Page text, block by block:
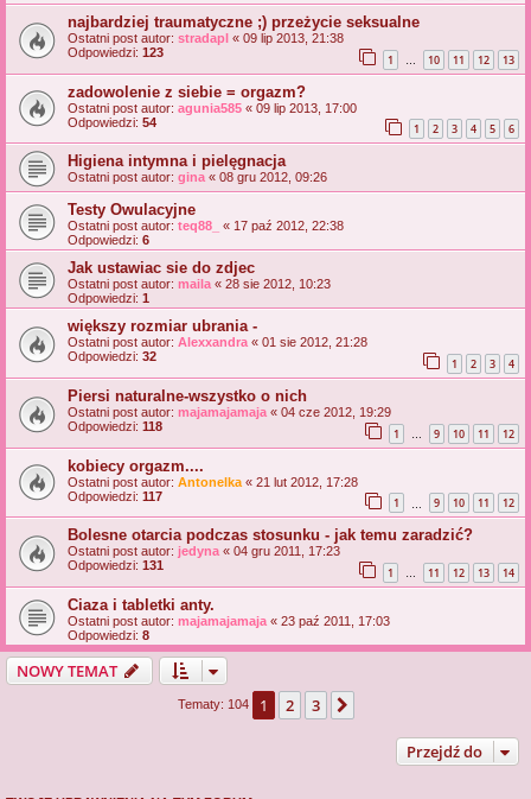
najbardziej traumatyczne ;) przeżycie seksualne
Ostatni post autor: stradapl « 09 lip 2013, 21:38
Odpowiedzi: 123 1 … 10 11 12 13
zadowolenie z siebie = orgazm?
Ostatni post autor: agunia585 « 09 lip 2013, 17:00
Odpowiedzi: 54 1 2 3 4 5 6
Higiena intymna i pielęgnacja
Ostatni post autor: gina « 08 gru 2012, 09:26
Testy Owulacyjne
Ostatni post autor: teq88_ « 17 paź 2012, 22:38
Odpowiedzi: 6
Jak ustawiac sie do zdjec
Ostatni post autor: maila « 28 sie 2012, 10:23
Odpowiedzi: 1
większy rozmiar ubrania -
Ostatni post autor: Alexxandra « 01 sie 2012, 21:28
Odpowiedzi: 32 1 2 3 4
Piersi naturalne-wszystko o nich
Ostatni post autor: majamajamaja « 04 cze 2012, 19:29
Odpowiedzi: 118 1 … 9 10 11 12
kobiecy orgazm....
Ostatni post autor: Antonelka « 21 lut 2012, 17:28
Odpowiedzi: 117 1 9 10 11 12
Bolesne otarcia podczas stosunku - jak temu zaradzić?
Ostatni post autor: jedyna « 04 gru 2011, 17:23
Odpowiedzi: 131 1 … 11 12 13 14
Ciaza i tabletki anty.
Ostatni post autor: majamajamaja « 23 paź 2011, 17:03
Odpowiedzi: 8
NOWY TEMAT
Tematy: 104 1 2 3
Przejdź do